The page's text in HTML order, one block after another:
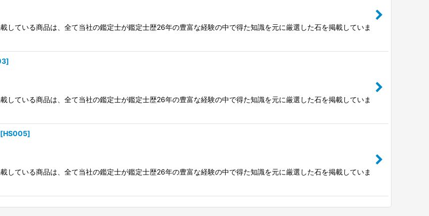
ている商品は、全て当社の鑑定士が鑑定士歴26年の豊富な経験の中で得た知識を元に厳選した石を掲載していま
]
ている商品は、全て当社の鑑定士が鑑定士歴26年の豊富な経験の中で得た知識を元に厳選した石を掲載していま
[HS005]
ている商品は、全て当社の鑑定士が鑑定士歴26年の豊富な経験の中で得た知識を元に厳選した石を掲載していま